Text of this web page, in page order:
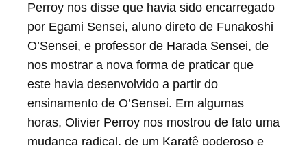
A la fin de cet entraînement, qu’Olivier
PERROY savait devoir être unique, et au
cours duquel il était condamné à tout
nous transmettre d’un seul coup, nous
étions tous exténués, mas enthousiastes
et conscients qu’un chemin plein de
progrès s ‘ouvrait devant nous. Merci
Perroy nos disse que havia sido encarregado
por Egami Sensei, aluno direto de Funakoshi
O’Sensei, e professor de Harada Sensei, de
nos mostrar a nova forma de praticar que
este havia desenvolvido a partir do
ensinamento de O’Sensei. Em algumas
horas, Olivier Perroy nos mostrou de fato uma
mudança radical, de um Karatê poderoso e